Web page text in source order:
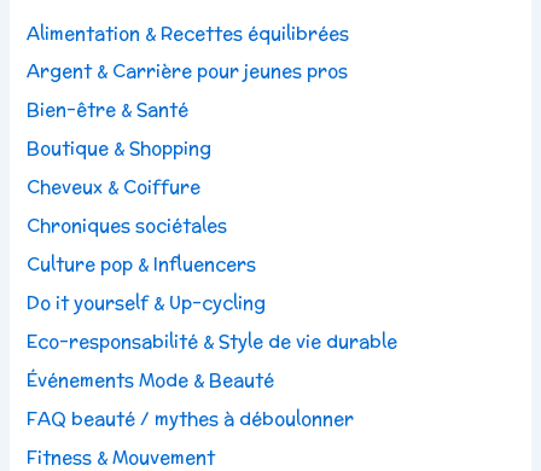
Alimentation & Recettes équilibrées
Argent & Carrière pour jeunes pros
Bien-être & Santé
Boutique & Shopping
Cheveux & Coiffure
Chroniques sociétales
Culture pop & Influencers
Do it yourself & Up-cycling
Eco-responsabilité & Style de vie durable
Événements Mode & Beauté
FAQ beauté / mythes à déboulonner
Fitness & Mouvement